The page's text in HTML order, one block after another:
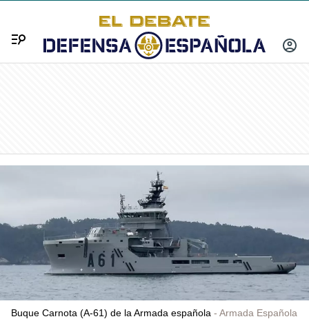
INICIAR
Menú
Buque Carnota (A-61) de la Armada española Armada Española